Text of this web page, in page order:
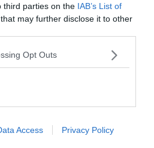
third parties on the IAB’s List of
that may further disclose it to other
Opt Outs
Access Privacy Policy
a képen